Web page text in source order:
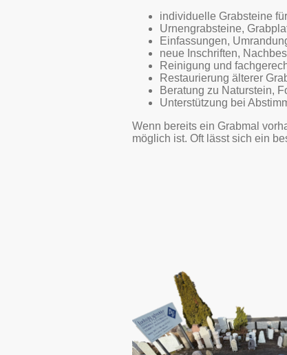
individuelle Grabsteine
Urnengrabsteine,
Einfassungen,
neue Inschriften,
Reinigung und
Restaurierung älterer
Beratung zu Naturstein,
Unterstützung bei
Wenn bereits ein Grabmal
möglich ist. Oft lässt sich ein